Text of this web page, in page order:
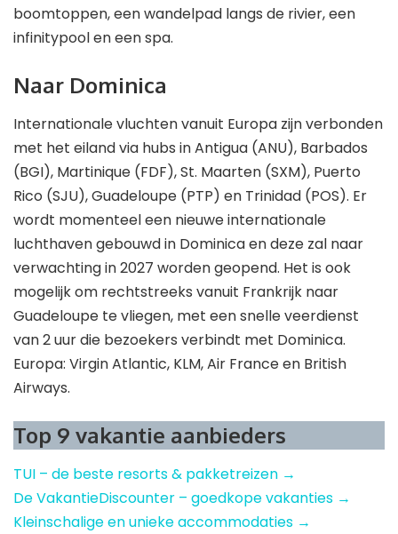
boomtoppen, een wandelpad langs de rivier, een
infinitypool en een spa.
Naar Dominica
Internationale vluchten vanuit Europa zijn verbonden
met het eiland via hubs in Antigua (ANU), Barbados
(BGI), Martinique (FDF), St. Maarten (SXM), Puerto
Rico (SJU), Guadeloupe (PTP) en Trinidad (POS). Er
wordt momenteel een nieuwe internationale
luchthaven gebouwd in Dominica en deze zal naar
verwachting in 2027 worden geopend. Het is ook
mogelijk om rechtstreeks vanuit Frankrijk naar
Guadeloupe te vliegen, met een snelle veerdienst
van 2 uur die bezoekers verbindt met Dominica.
Europa: Virgin Atlantic, KLM, Air France en British
Airways.
Top 9 vakantie aanbieders
TUI – de beste resorts & pakketreizen →
De VakantieDiscounter – goedkope vakanties →
Kleinschalige en unieke accommodaties →